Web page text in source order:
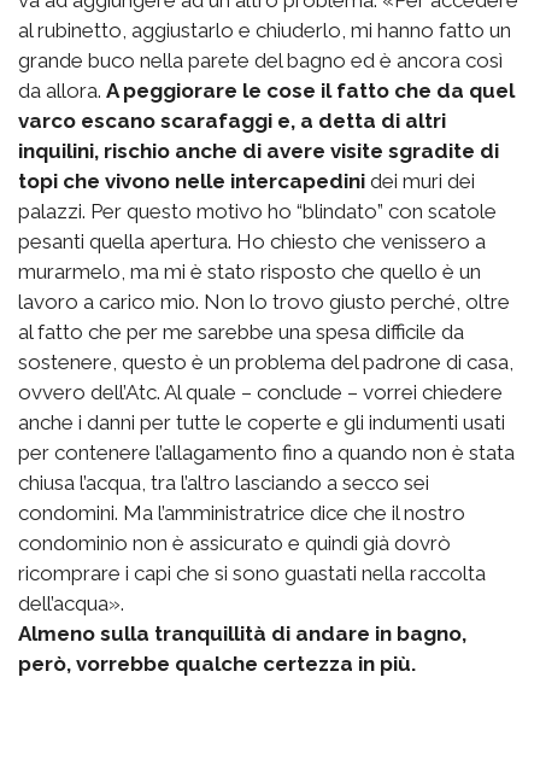
al rubinetto, aggiustarlo e chiuderlo, mi hanno fatto un
grande buco nella parete del bagno ed è ancora così
da allora. A peggiorare le cose il fatto che da quel
varco escano scarafaggi e, a detta di altri
inquilini, rischio anche di avere visite sgradite di
topi che vivono nelle intercapedini dei muri dei
palazzi. Per questo motivo ho “blindato” con scatole
pesanti quella apertura. Ho chiesto che venissero a
murarmelo, ma mi è stato risposto che quello è un
lavoro a carico mio. Non lo trovo giusto perché, oltre
al fatto che per me sarebbe una spesa difficile da
sostenere, questo è un problema del padrone di casa,
ovvero dell’Atc. Al quale – conclude – vorrei chiedere
anche i danni per tutte le coperte e gli indumenti usati
per contenere l’allagamento fino a quando non è stata
chiusa l’acqua, tra l’altro lasciando a secco sei
condomini. Ma l’amministratrice dice che il nostro
condominio non è assicurato e quindi già dovrò
ricomprare i capi che si sono guastati nella raccolta
dell’acqua».
Almeno sulla tranquillità di andare in bagno,
però, vorrebbe qualche certezza in più.